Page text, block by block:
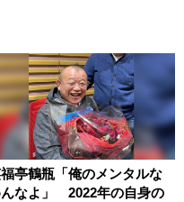
亭鶴瓶「俺のメンタルな
なよ」 2022年の自身の